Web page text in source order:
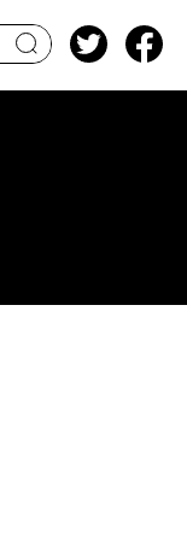
search